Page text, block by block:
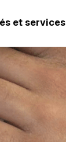
et services